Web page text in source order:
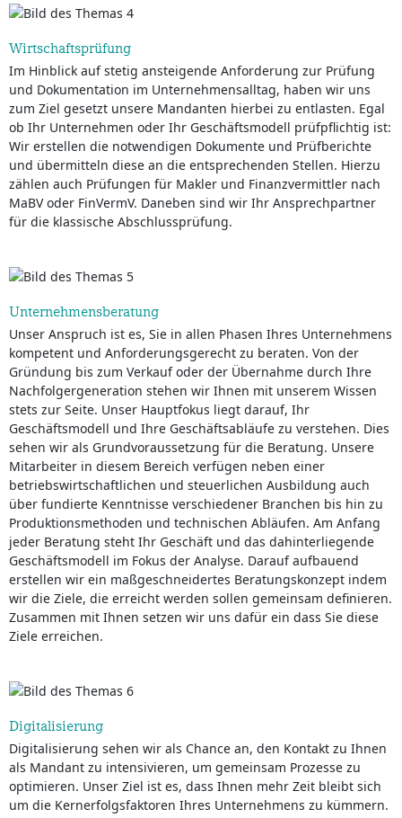
Wirtschaftsprüfung
Im Hinblick auf stetig ansteigende Anforderung zur Prüfung
und Dokumentation im Unternehmensalltag, haben wir uns
zum Ziel gesetzt unsere Mandanten hierbei zu entlasten. Egal
ob Ihr Unternehmen oder Ihr Geschäftsmodell prüfpflichtig ist:
Wir erstellen die notwendigen Dokumente und Prüfberichte
und übermitteln diese an die entsprechenden Stellen. Hierzu
zählen auch Prüfungen für Makler und Finanzvermittler nach
MaBV oder FinVermV. Daneben sind wir Ihr Ansprechpartner
für die klassische Abschlussprüfung.
Unternehmensberatung
Unser Anspruch ist es, Sie in allen Phasen Ihres Unternehmens
kompetent und Anforderungsgerecht zu beraten. Von der
Gründung bis zum Verkauf oder der Übernahme durch Ihre
Nachfolgergeneration stehen wir Ihnen mit unserem Wissen
stets zur Seite. Unser Hauptfokus liegt darauf, Ihr
Geschäftsmodell und Ihre Geschäftsabläufe zu verstehen. Dies
sehen wir als Grundvoraussetzung für die Beratung. Unsere
Mitarbeiter in diesem Bereich verfügen neben einer
betriebswirtschaftlichen und steuerlichen Ausbildung auch
über fundierte Kenntnisse verschiedener Branchen bis hin zu
Produktionsmethoden und technischen Abläufen. Am Anfang
jeder Beratung steht Ihr Geschäft und das dahinterliegende
Geschäftsmodell im Fokus der Analyse. Darauf aufbauend
erstellen wir ein maßgeschneidertes Beratungskonzept indem
wir die Ziele, die erreicht werden sollen gemeinsam definieren.
Zusammen mit Ihnen setzen wir uns dafür ein dass Sie diese
Ziele erreichen.
Digitalisierung
Digitalisierung sehen wir als Chance an, den Kontakt zu Ihnen
als Mandant zu intensivieren, um gemeinsam Prozesse zu
optimieren. Unser Ziel ist es, dass Ihnen mehr Zeit bleibt sich
um die Kernerfolgsfaktoren Ihres Unternehmens zu kümmern.